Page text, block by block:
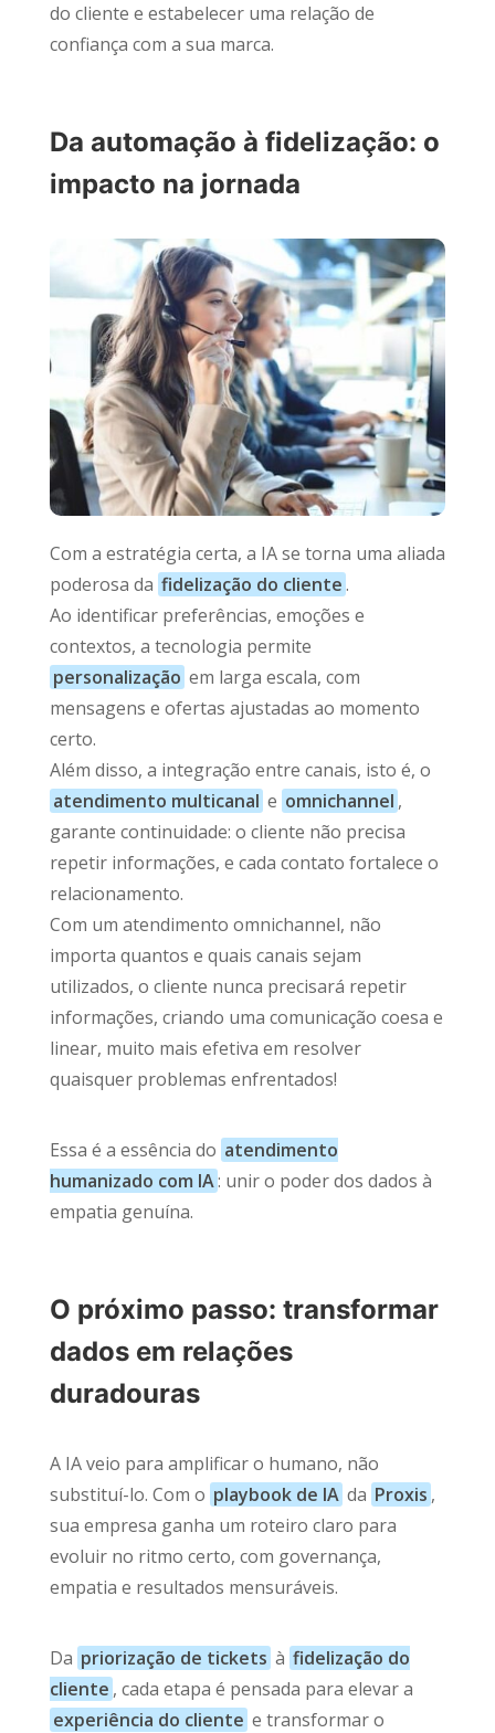
do cliente e estabelecer uma relação de
confiança com a sua marca.
Da automação à fidelização: o
impacto na jornada
Com a estratégia certa, a IA se torna uma aliada
poderosa da fidelização do cliente.
Ao identificar preferências, emoções e
contextos, a tecnologia permite
personalização em larga escala, com
mensagens e ofertas ajustadas ao momento
certo.
Além disso, a integração entre canais, isto é, o
atendimento multicanal e omnichannel ,
garante continuidade: o cliente não precisa
repetir informações, e cada contato fortalece o
relacionamento.
Com um atendimento omnichannel, não
importa quantos e quais canais sejam
utilizados, o cliente nunca precisará repetir
informações, criando uma comunicação coesa e
linear, muito mais efetiva em resolver
quaisquer problemas enfrentados!
Essa é a essência do atendimento
humanizado com IA: unir o poder dos dados à
empatia genuína.
O próximo passo: transformar
dados em relações
duradouras
A IA veio para amplificar o humano, não
substituí-lo. Com o playbook de IA da Proxis ,
sua empresa ganha um roteiro claro para
evoluir no ritmo certo, com governança,
empatia e resultados mensuráveis.
Da priorização de tickets à fidelização do
cliente , cada etapa é pensada para elevar a
experiência do cliente e transformar o